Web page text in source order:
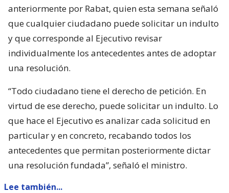
anteriormente por Rabat, quien esta semana señaló
que cualquier ciudadano puede solicitar un indulto
y que corresponde al Ejecutivo revisar
individualmente los antecedentes antes de adoptar
una resolución.
“Todo ciudadano tiene el derecho de petición. En
virtud de ese derecho, puede solicitar un indulto. Lo
que hace el Ejecutivo es analizar cada solicitud en
particular y en concreto, recabando todos los
antecedentes que permitan posteriormente dictar
una resolución fundada”, señaló el ministro.
Lee también...